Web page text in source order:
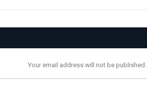
Your email address will not be published.